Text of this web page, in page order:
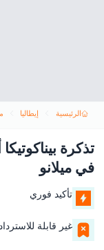
الرئيسية إيطاليا
تذكرة
في ميلانو
تأكيد فوري
غير قابلة